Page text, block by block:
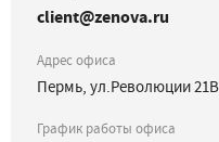
client@zenova.ru
Адрес офиса
Пермь, ул.Революции
График работы офиса